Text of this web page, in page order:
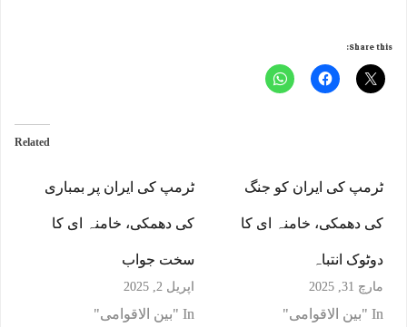
Share this:
Related
ٹرمپ کی ایران پر بمباری
کی دھمکی، خامنہ ای کا
سخت جواب
اپریل 2, 2025
In "بین الاقوامی"
ٹرمپ کی ایران کو جنگ
کی دھمکی، خامنہ ای کا
دوٹوک انتباہ
مارچ 31, 2025
In "بین الاقوامی"